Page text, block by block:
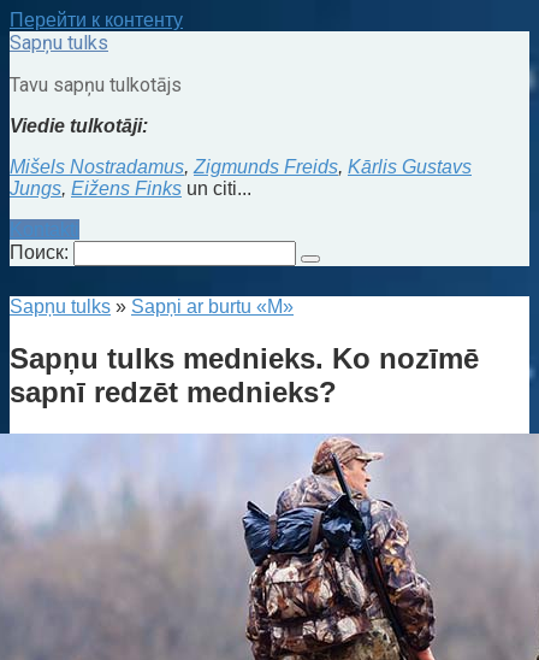
Перейти к контенту
Sapņu tulks
Tavu sapņu tulkotājs
Viedie tulkotāji:
Mišels Nostradamus, Zigmunds Freids, Kārlis Gustavs
Jungs, Eižens Finks un citi...
Kontakti
Поиск:
Sapņu tulks » Sapņi ar burtu «M»
Sapņu tulks mednieks. Ko nozīmē
sapnī redzēt mednieks?